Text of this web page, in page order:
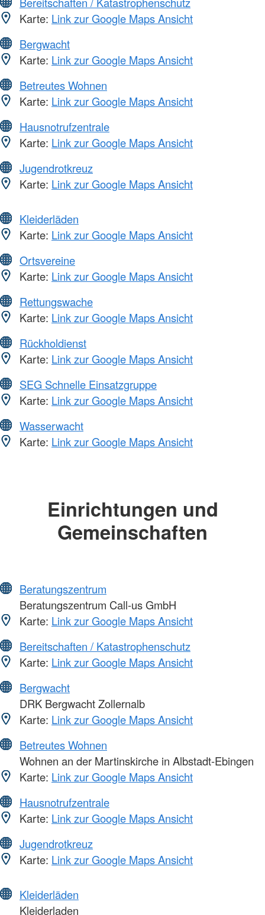
Karte: Link zur Google Maps Ansicht
Bergwacht
Karte: Link zur Google Maps Ansicht
Betreutes Wohnen
Karte: Link zur Google Maps Ansicht
Hausnotrufzentrale
Karte: Link zur Google Maps Ansicht
Jugendrotkreuz
Karte: Link zur Google Maps Ansicht
Kleiderläden
Karte: Link zur Google Maps Ansicht
Ortsvereine
Karte: Link zur Google Maps Ansicht
Rettungswache
Karte: Link zur Google Maps Ansicht
Rückholdienst
Karte: Link zur Google Maps Ansicht
SEG Schnelle Einsatzgruppe
Karte: Link zur Google Maps Ansicht
Wasserwacht
Karte: Link zur Google Maps Ansicht
Einrichtungen und
Gemeinschaften
Beratungszentrum
Beratungszentrum Call-us GmbH
Karte: Link zur Google Maps Ansicht
Bereitschaften / Katastrophenschutz
Karte: Link zur Google Maps Ansicht
Bergwacht
DRK Bergwacht Zollernalb
Karte: Link zur Google Maps Ansicht
Betreutes Wohnen
Wohnen an der Martinskirche in Albstadt-Ebingen
Karte: Link zur Google Maps Ansicht
Hausnotrufzentrale
Karte: Link zur Google Maps Ansicht
Jugendrotkreuz
Karte: Link zur Google Maps Ansicht
Kleiderläden
Kleiderladen